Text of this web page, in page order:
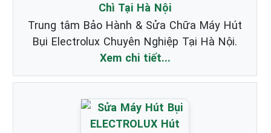
Chì Tại Hà Nội
Trung tâm Bảo Hành & Sửa Chữa Máy Hút
Bụi Electrolux Chuyên Nghiệp Tại Hà Nội.
Xem chi tiết...